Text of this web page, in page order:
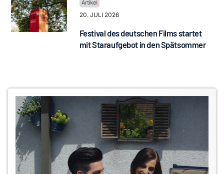
20. JULI 2026
Festival des deutschen Films startet
mit Staraufgebot in den Spätsommer